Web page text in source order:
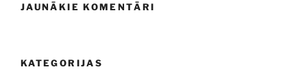
JAUNĀKIE KOMENTĀRI
KATEGORIJAS